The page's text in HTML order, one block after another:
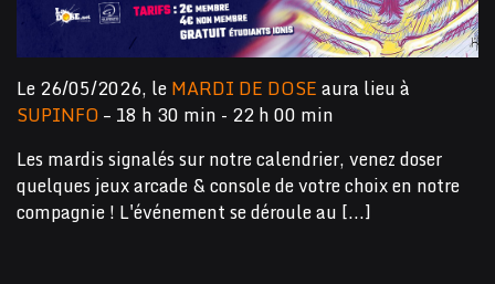
Le 26/05/2026, leMARDI DE DOSEaura lieu à
SUPINFO– 18 h 30 min - 22 h 00 min
Les mardis signalés sur notre calendrier, venez doser
quelques jeux arcade & console de votre choix en notre
compagnie ! L'événement se déroule au [...]